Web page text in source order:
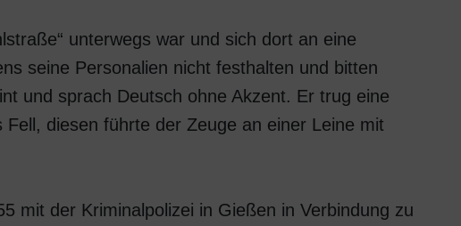
unterwegs war und sich dort an eine
seine Personalien nicht festhalten und bitten
und sprach Deutsch ohne Akzent. Er trug eine
diesen führte der Zeuge an einer Leine mit
mit der Kriminalpolizei in Gießen in Verbindung zu